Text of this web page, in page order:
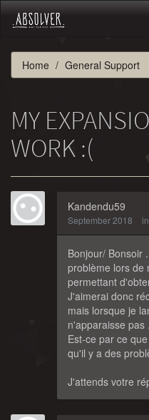
Home General Support
MY
WORK :(
Kandendu59
September 2018 in
Bonjour/ Bonsoir
problème lors de
permettant
J'aimerai donc
mais lorsque je
n'apparaisse pas
Est-ce par ce
qu'il y a des
J'attends votre